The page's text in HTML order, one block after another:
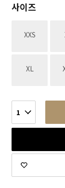
사이즈
XXS재고없음
XL
1